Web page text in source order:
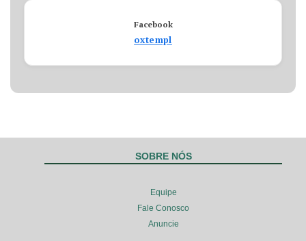
Facebook
oxtempl
SOBRE NÓS
Equipe
Fale Conosco
Anuncie